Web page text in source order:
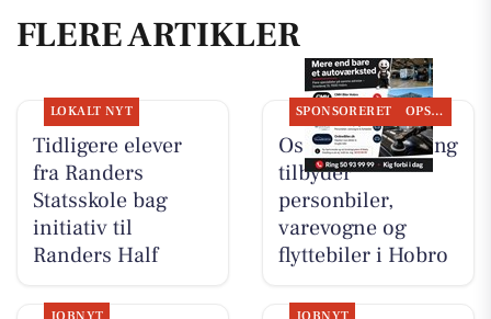
FLERE ARTIKLER
LOKALT NYT
Tidligere elever
fra Randers
Statsskole bag
initiativ til
Randers Half
SPONSORERET OPSLAGSTAVLEN
Oscar Biludlejning
tilbyder
personbiler,
varevogne og
flyttebiler i Hobro